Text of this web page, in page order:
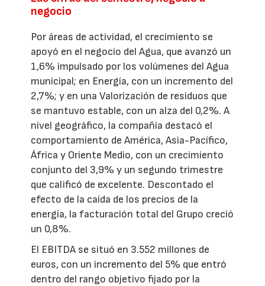
negocio
Por áreas de actividad, el crecimiento se
apoyó en el negocio del Agua, que avanzó un
1,6% impulsado por los volúmenes del Agua
municipal; en Energía, con un incremento del
2,7%; y en una Valorización de residuos que
se mantuvo estable, con un alza del 0,2%. A
nivel geográfico, la compañía destacó el
comportamiento de América, Asia-Pacífico,
África y Oriente Medio, con un crecimiento
conjunto del 3,9% y un segundo trimestre
que calificó de excelente. Descontado el
efecto de la caída de los precios de la
energía, la facturación total del Grupo creció
un 0,8%.
El EBITDA se situó en 3.552 millones de
euros, con un incremento del 5% que entró
dentro del rango objetivo fijado por la